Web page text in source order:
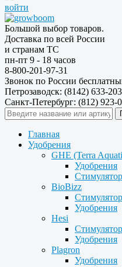
войти
Большой выбор товаров.
Доставка по всей России
и странам ТС
пн-пт 9 - 18 часов
8-800-201-97-31
Звонок по России
Петрозаводск: (8142) 633-203
Санкт-Петербург: (812) 923-
Главная
Удобрения
GHE (Terra
Удобрения
BioBizz
Удобрения
Hesi
Удобрения
Plagron
Удобрения